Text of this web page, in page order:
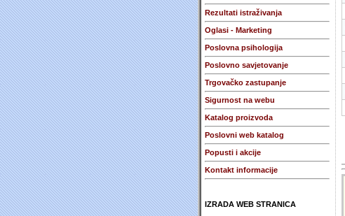
Rezultati istraživanja
Oglasi - Marketing
Poslovna psihologija
Poslovno savjetovanje
Trgovačko zastupanje
Sigurnost na webu
Katalog proizvoda
Poslovni web katalog
Popusti i akcije
Kontakt informacije
IZRADA WEB STRANICA